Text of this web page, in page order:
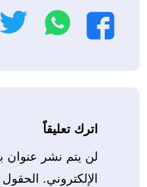
فيسبوك
واتساب
اترك تعليقاً
لن يتم نشر عنوان
الإلكتروني. الحقول